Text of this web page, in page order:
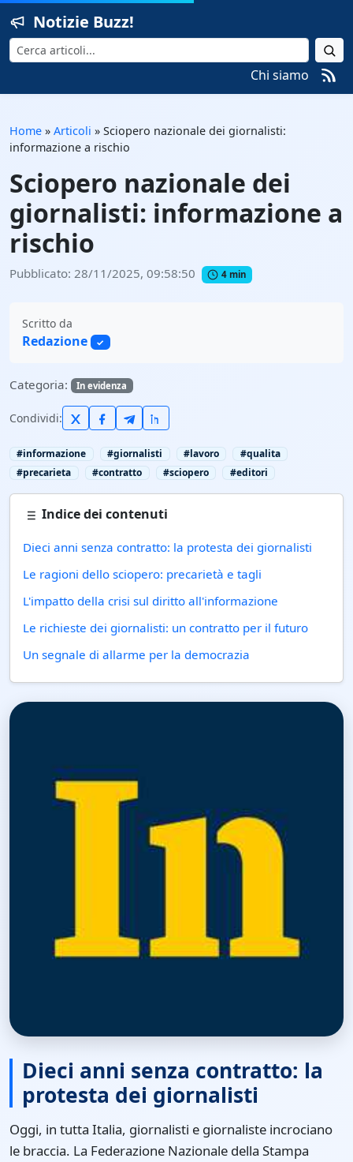
Notizie Buzz!
Cerca
Chi siamo
Home » Articoli » Sciopero nazionale dei giornalisti:
informazione a rischio
Sciopero nazionale dei
giornalisti: informazione a
rischio
Pubblicato: 28/11/2025, 09:58:50 4 min
Scritto da
Redazione ✓
Categoria: In evidenza
Condividi:
#informazione #giornalisti #lavoro
#qualita
#precarieta
#contratto #sciopero #editori
Indice dei contenuti
Dieci anni senza contratto: la protesta dei giornalisti
Le ragioni dello sciopero: precarietà e tagli
L'impatto della crisi sul diritto all'informazione
Le richieste dei giornalisti: un contratto per il futuro
Un segnale di allarme per la democrazia
Dieci anni senza contratto: la
protesta dei giornalisti
Oggi, in tutta Italia, giornalisti e giornaliste incrociano
le braccia. La Federazione Nazionale della Stampa